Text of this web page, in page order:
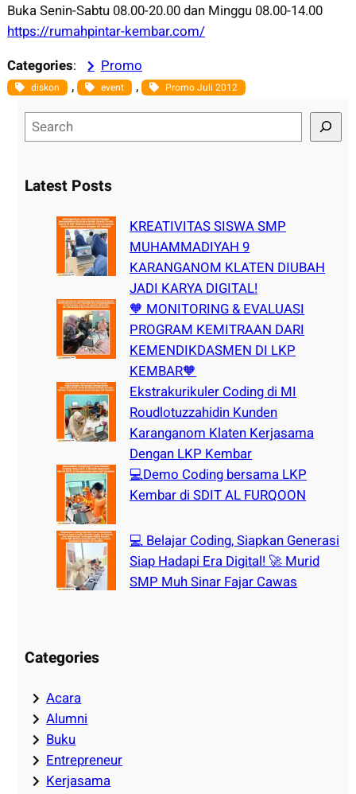
Buka Senin-Sabtu 08.00-20.00 dan Minggu 08.00-14.00
https://rumahpintar-kembar.com/
Categories: Promo
diskon , event , Promo Juli 2012
e
rLatest Posts
KREATIVITAS SISWA SMP
MUHAMMADIYAH 9
KARANGANOM KLATEN DIUBAH
JADI KARYA DIGITAL!
🧡 MONITORING & EVALUASI
PROGRAM KEMITRAAN DARI
KEMENDIKDASMEN DI LKP
KEMBAR🧡
Ekstrakurikuler Coding di MI
Roudlotuzzahidin Kunden
Karanganom Klaten Kerjasama
Dengan LKP Kembar
💻Demo Coding bersama LKP
Kembar di SDIT AL FURQOON
💻 Belajar Coding, Siapkan Generasi
Siap Hadapi Era Digital! 🚀 Murid
SMP Muh Sinar Fajar Cawas
Categories
Acara
Alumni
Buku
Entrepreneur
Kerjasama